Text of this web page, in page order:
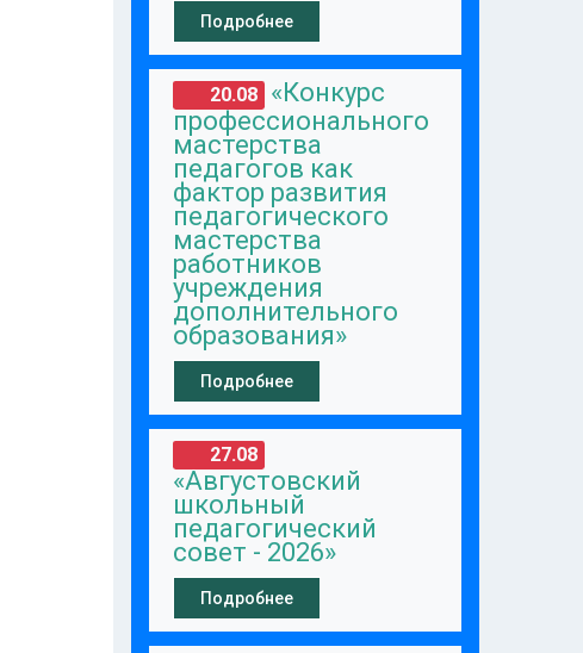
Подробнее
20.08
«Конкурс
профессионального
мастерства
педагогов как
фактор развития
педагогического
мастерства
работников
учреждения
дополнительного
образования»
Подробнее
27.08
«Августовский
школьный
педагогический
совет - 2026»
Подробнее